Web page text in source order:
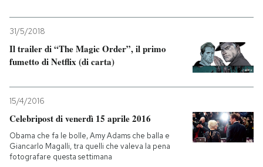
31/5/2018
Il trailer di “The Magic Order”, il primo
fumetto di Netflix (di carta)
15/4/2016
Celebripost di venerdì 15 aprile 2016
Obama che fa le bolle, Amy Adams che balla e
Giancarlo Magalli, tra quelli che valeva la pena
fotografare questa settimana